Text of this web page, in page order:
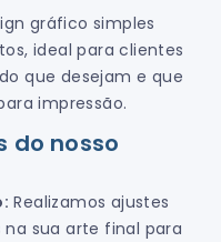
gráfico simples
ideal para clientes
que desejam e que
impressão.
do nosso
Realizamos ajustes
na sua arte final para